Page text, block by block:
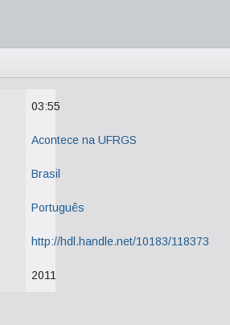
03:55
Acontece na UFRGS
Brasil
Português
http://hdl.handle.net/10183/118373
2011